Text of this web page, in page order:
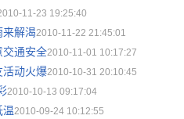
11-23 19:25:40
解渴2010-11-22 21:45:01
交通安全2010-11-01 10:17:27
活动火爆2010-10-31 20:10:45
2010-10-13 09:17:04
温2010-09-24 10:12:55